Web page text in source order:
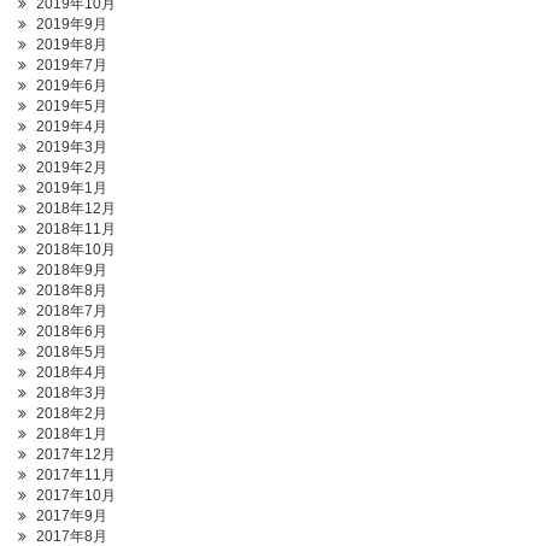
2019年10月
2019年9月
2019年8月
2019年7月
2019年6月
2019年5月
2019年4月
2019年3月
2019年2月
2019年1月
2018年12月
2018年11月
2018年10月
2018年9月
2018年8月
2018年7月
2018年6月
2018年5月
2018年4月
2018年3月
2018年2月
2018年1月
2017年12月
2017年11月
2017年10月
2017年9月
2017年8月